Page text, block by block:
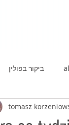
ביקור בפולין
tomasz